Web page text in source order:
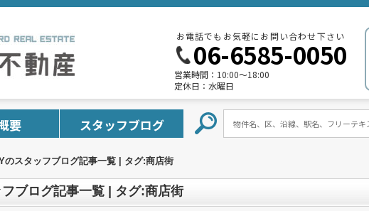
お電話でもお気軽にお問い合わせ下さい
06-6585-0050
営業時間： 10:00～18:00
定休日： 水曜日
要 スタッフブログ
のスタッフブログ記事一覧 | タグ:商店街
ブログ記事一覧 | タグ:商店街